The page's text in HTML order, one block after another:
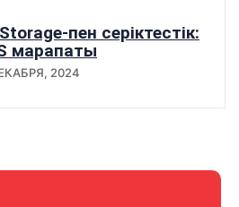
пен серіктестік:
марапаты
2024